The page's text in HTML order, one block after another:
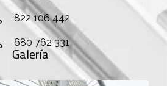
822 106 442
680 762 331
Galería